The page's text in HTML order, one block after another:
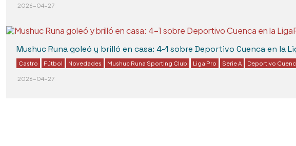
2026-04-27
Mushuc Runa goleó y brilló en casa: 4-1 sobre Deportivo Cuenca en la
Castro Fútbol Novedades Mushuc Runa Sporting Club Liga Pro Serie A Deportivo
2026-04-27